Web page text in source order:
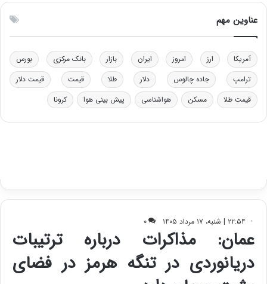
عناوین مهم
آمریکا ارز امروز ایران بازار بانک مرکزی
بورس
ترامپ
جاده چالوس دلار طلا قیمت
قیمت دلار
قیمت طلا
مسکن هواشناسی پیش بینی هوا کرونا